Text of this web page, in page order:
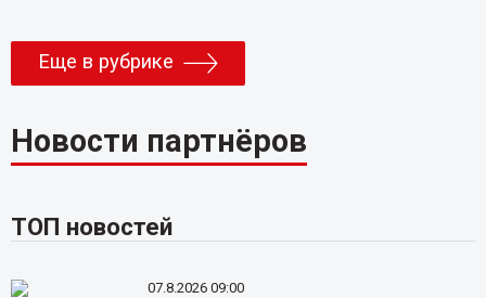
Еще в рубрике
Новости партнёров
ТОП новостей
07.8.2026 09:00